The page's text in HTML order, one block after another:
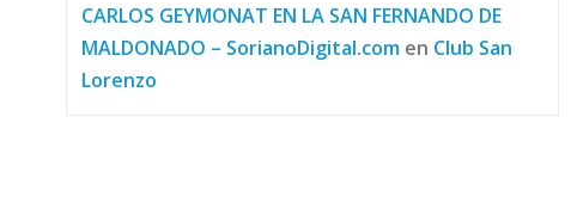
CARLOS GEYMONAT EN LA SAN FERNANDO DE
MALDONADO – SorianoDigital.com en Club San
Lorenzo